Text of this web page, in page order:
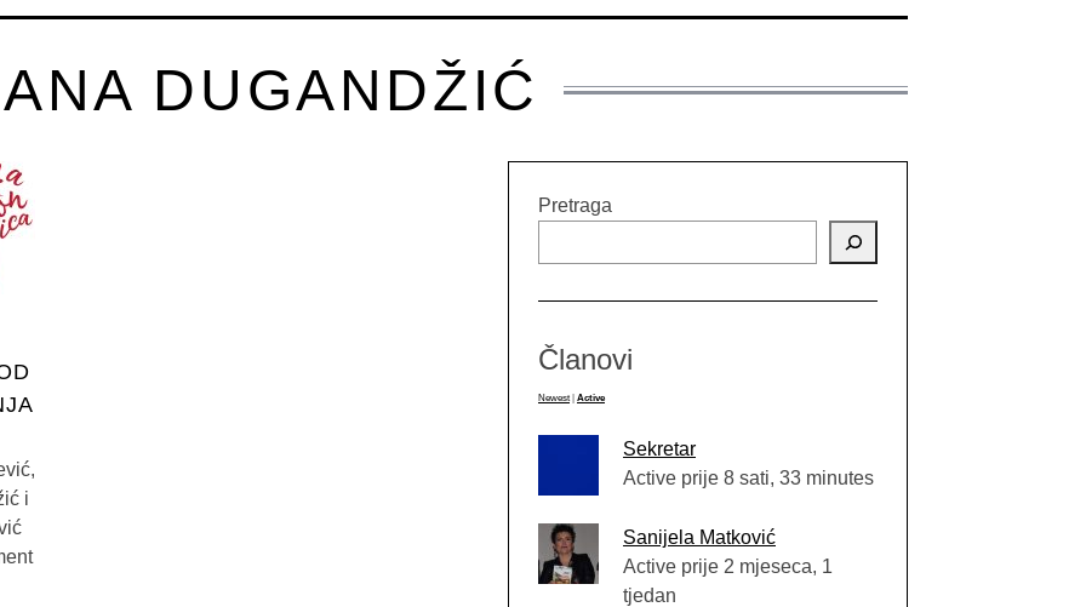
ANA DUGANDŽIĆ
i
Pretraga
Članovi
Newest Active
Sekretar
Active prije 8 sati, 33 minutes
Sanijela Matković
Active prije 2 mjeseca, 1
tjedan